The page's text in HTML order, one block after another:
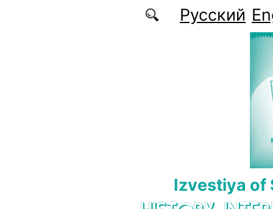
Русский
Izvestiya of